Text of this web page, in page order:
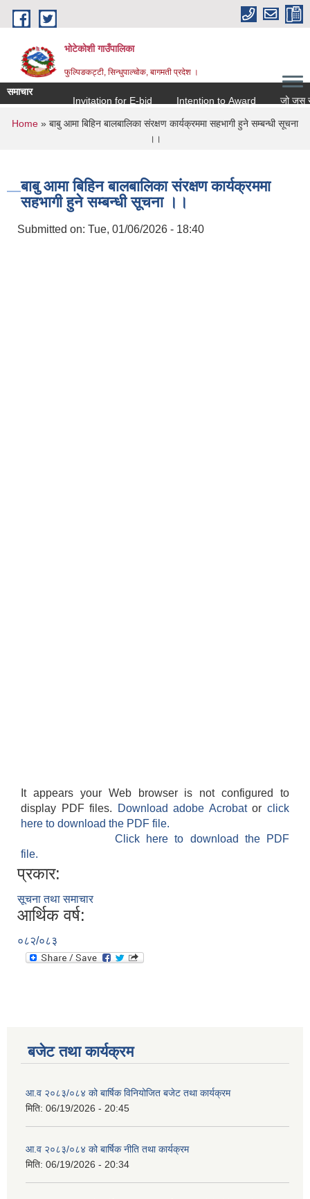
Skip to main content
भोटेकोशी गाउँपालिका
फुल्पिङकट्टी, सिन्धुपाल्चोक, बागमती प्रदेश ।
समाचार
Invitation for E-bid
Intention to Award जो जस संग
You are here
Home » बाबु आमा बिहिन बालबालिका संरक्षण कार्यक्रममा सहभागी हुने सम्बन्धी सूचना
।।
बाबु आमा बिहिन बालबालिका संरक्षण कार्यक्रममा
सहभागी हुने सम्बन्धी सूचना ।।
Submitted on: Tue, 01/06/2026 - 18:40
It appears your Web browser is not configured to
display PDF files.
Download adobe Acrobatorclick
here to download the PDF file.
Click here to download the PDF
file.
प्रकार:
सूचना तथा समाचार
आर्थिक वर्ष:
०८२/०८३
बजेट तथा कार्यक्रम
आ.व २०८३/०८४ को बार्षिक विनियोजित बजेट तथा कार्यक्रम
मिति: 06/19/2026 - 20:45
आ.व २०८३/०८४ को बार्षिक नीति तथा कार्यक्रम
मिति: 06/19/2026 - 20:34